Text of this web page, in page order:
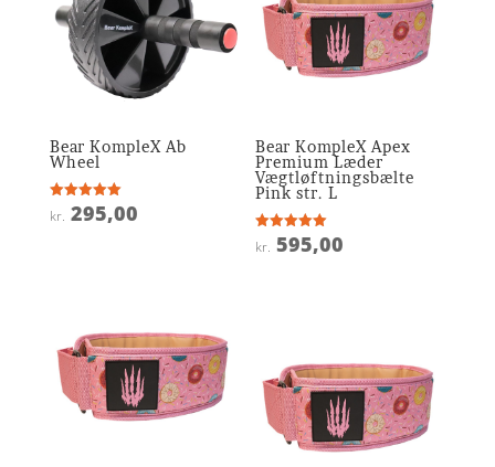
Bear KompleX Ab
Wheel
Vurderet
5
kr. 295,00
Bear KompleX Apex
Premium Læder
Vægtløftningsbælte
Pink str. L
Vurderet
5
kr. 595,00